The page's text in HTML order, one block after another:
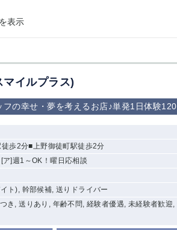
表示
イルプラス)
の幸せ・夢を考えるお店♪単発1日体験
歩2分■上野御徒町駅徒歩2分
]週1～OK！曜日応相談
ト), 幹部候補, 送りドライバー
き, 送りあり, 年齢不問, 経験者優遇, 未経験者歓
」から
②東
南北線
淵駅」
10分
口）
宿
金町
三鷹 亀戸
新小岩 幡ヶ谷